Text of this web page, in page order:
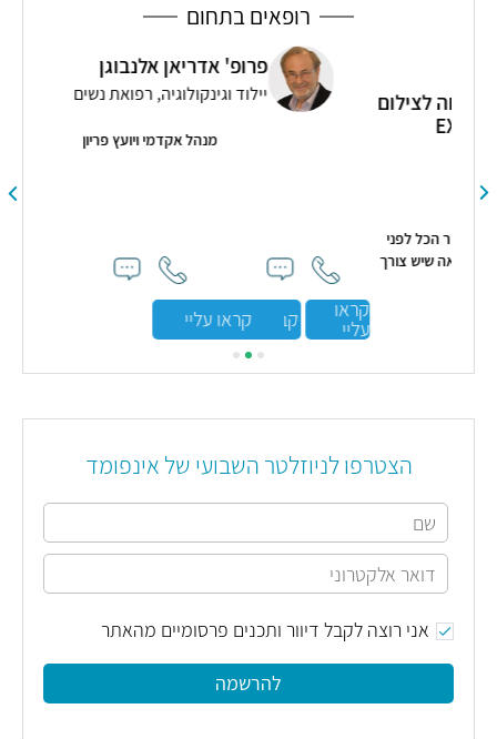
רופאים בתחום
קבע תור
פרופ' אדריאן אלנבוגן
יילוד וגינקולוגיה, רפואת נשים
מנהל אקדמי ויועץ פריון
קראו עליי
הצטרפו לניוזלטר השבועי של אינפומד
אני רוצה לקבל דיוור ותכנים פרסומיים מהאתר
להרשמה